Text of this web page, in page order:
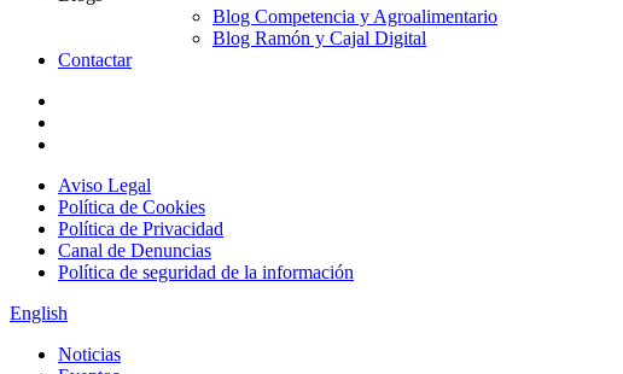
Blog Competencia y Agroalimentario
Blog Ramón y Cajal Digital
Contactar
Aviso Legal
Política de Cookies
Política de Privacidad
Canal de Denuncias
Política de seguridad de la información
English
Noticias